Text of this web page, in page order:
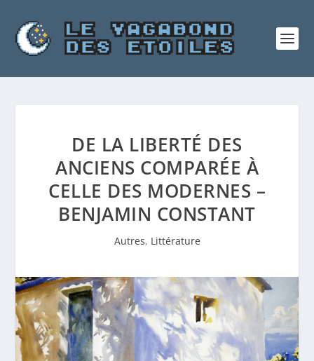
DE LA LIBERTÉ DES
ANCIENS COMPARÉE À
CELLE DES MODERNES –
BENJAMIN CONSTANT
Autres, Littérature